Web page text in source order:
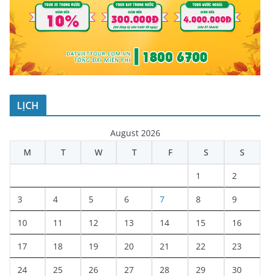
LỊCH
August 2026
M
T W T F S S
1 2
3 4 5 6 7 8 9
10 11 12 13 14 15 16
17 18 19 20 21 22 23
24 25 26 27 28 29 30